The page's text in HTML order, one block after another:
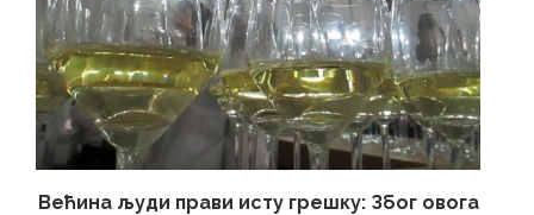
Већина људи прави исту грешку: Због овога